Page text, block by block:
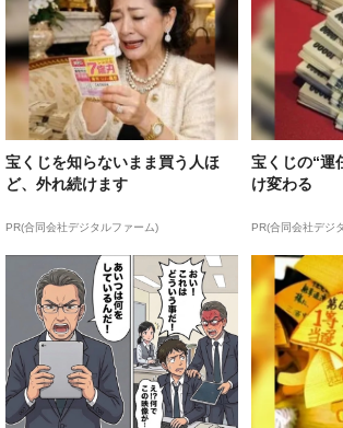
宝くじを知らないまま買う人ほ
ど、外れ続けます
PR(合同会社デジタルファーム)
宝くじの“運
け変わる
PR(合同会社デジ